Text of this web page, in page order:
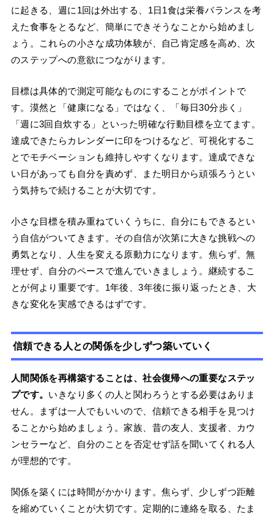
に起きる、週に1回は外出する、1日1食は栄養バランスを考
えた食事をとるなど、簡単にできそうなことから始めまし
ょう。これらの小さな成功体験が、自己肯定感を高め、次
のステップへの意欲につながります。
目標は具体的で測定可能なものにすることがポイントで
す。漠然と「健康になる」ではなく、「毎日30分歩く」
「週に3回自炊する」といった明確な行動目標を立てます。
達成できたらカレンダーに印をつけるなど、可視化するこ
とでモチベーションも維持しやすくなります。達成できな
い日があっても自分を責めず、また明日から頑張ろうとい
う気持ちで続けることが大切です。
小さな目標を積み重ねていくうちに、自分にもできるとい
う自信がついてきます。その自信が次第に大きな挑戦への
勇気となり、人生を変える原動力になります。焦らず、無
理せず、自分のペースで進んでいきましょう。継続するこ
とが何より重要です。1年後、3年後に振り返ったとき、大
きな変化を実感できるはずです。
信頼できる人との関係を少しずつ築いていく
人間関係を再構築することは、社会復帰への重要なステッ
プです。 いきなり多くの人と関わろうとする必要はありま
せん。まずは一人でもいいので、信頼できる相手を見つけ
ることから始めましょう。家族、昔の友人、支援者、カウ
ンセラーなど、自分のことを否定せず話を聞いてくれる人
が理想的です。
関係を築くには時間がかかります。焦らず、少しずつ距離
を縮めていくことが大切です。定期的に連絡を取る、たま